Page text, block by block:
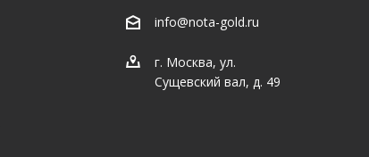
info@nota-gold.ru
г. Москва, ул.
Сущевский вал, д. 49